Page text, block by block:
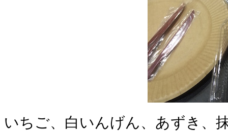
いちご、白いんげん、あずき、